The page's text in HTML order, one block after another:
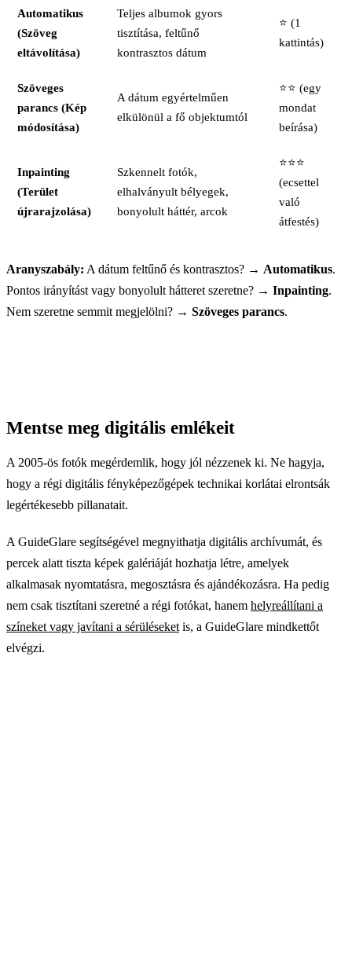
Automatikus
(Szöveg
eltávolítása)
Teljes albumok gyors
tisztítása, feltűnő
kontrasztos dátum
⭐ (1
kattintás)
Szöveges
parancs (Kép
módosítása)
A dátum egyértelműen
elkülönül a fő objektumtól
⭐⭐ (egy
mondat
beírása)
Inpainting
(Terület
újrarajzolása)
Szkennelt fotók,
elhalványult bélyegek,
bonyolult háttér, arcok
⭐⭐⭐
(ecsettel
való
átfestés)
Aranyszabály: A dátum feltűnő és kontrasztos? → Automatikus.
Pontos irányítást vagy bonyolult hátteret szeretne? → Inpainting.
Nem szeretne semmit megjelölni? → Szöveges parancs.
Mentse meg digitális emlékeit
A 2005-ös fotók megérdemlik, hogy jól nézzenek ki. Ne hagyja,
hogy a régi digitális fényképezőgépek technikai korlátai elrontsák
legértékesebb pillanatait.
A GuideGlare segítségével megnyithatja digitális archívumát, és
percek alatt tiszta képek galériáját hozhatja létre, amelyek
alkalmasak nyomtatásra, megosztásra és ajándékozásra. Ha pedig
nem csak tisztítani szeretné a régi fotókat, hanem helyreállítani a
színeket vagy javítani a sérüléseket is, a GuideGlare mindkettőt
elvégzi.